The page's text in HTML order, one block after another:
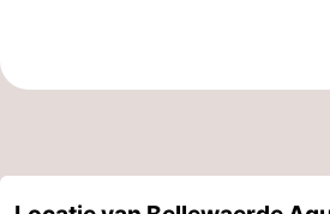
Zeeuws-
Nieuwvliet